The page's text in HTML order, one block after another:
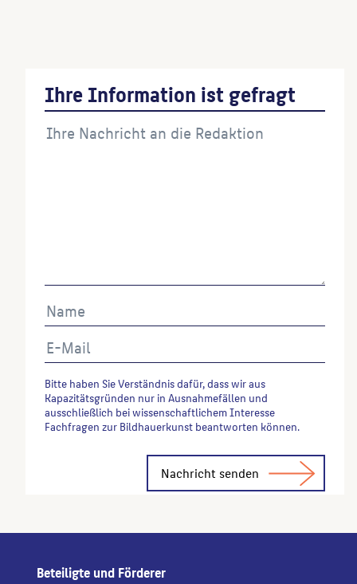
Ihre Information ist gefragt
Bitte haben Sie Verständnis dafür, dass wir aus
Kapazitätsgründen nur in Ausnahmefällen und
ausschließlich bei wissenschaftlichem Interesse
Fachfragen zur Bildhauerkunst beantworten können.
Beteiligte und Förderer